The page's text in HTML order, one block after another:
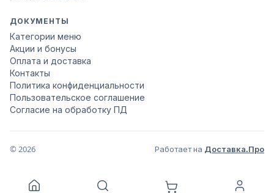
ДОКУМЕНТЫ
Категории меню
Акции и бонусы
Оплата и доставка
Контакты
Политика конфиденциальности
Пользовательское соглашение
Согласие на обработку ПД
© 2026 Работает на Доставка.Про